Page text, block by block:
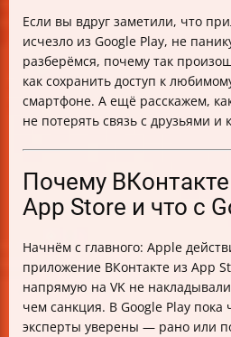
Важные меры
безопасности
Дополнительные каналы
Итог
Если вы вдруг заметили, что
исчезло из Google Play, не
разберёмся, почему так
как сохранить доступ к
смартфоне. А ещё расскажем,
не потерять связь с друзьями и
Почему
App Store и что с
Начнём с главного: Apple
приложение ВКонтакте из App
напрямую на VK не
чем санкция. В Google Play пока
эксперты уверены — рано или